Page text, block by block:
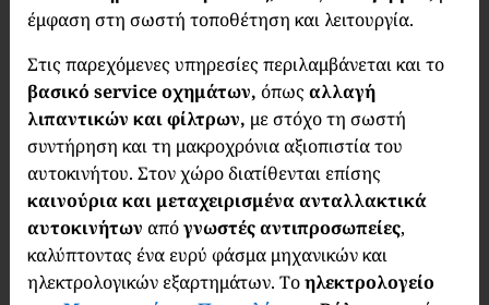
έμφαση στη σωστή τοποθέτηση και λειτουργία.
Στις παρεχόμενες υπηρεσίες περιλαμβάνεται και το
βασικό service οχημάτων, όπως αλλαγή
λιπαντικών και φίλτρων, με στόχο τη σωστή
συντήρηση και τη μακροχρόνια αξιοπιστία του
αυτοκινήτου. Στον χώρο διατίθενται επίσης
καινούρια και μεταχειρισμένα ανταλλακτικά
αυτοκινήτων απόγνωστές αντιπροσωπείες,
καλύπτοντας ένα ευρύ φάσμα μηχανικών και
ηλεκτρολογικών εξαρτημάτων. Τοηλεκτρολογείο